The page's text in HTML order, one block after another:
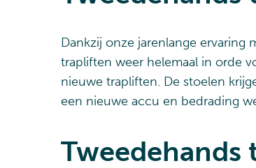
Dankzij onze jarenlange ervaring
trapliften weer helemaal in orde
nieuwe trapliften. De stoelen
een nieuwe accu en bedrading